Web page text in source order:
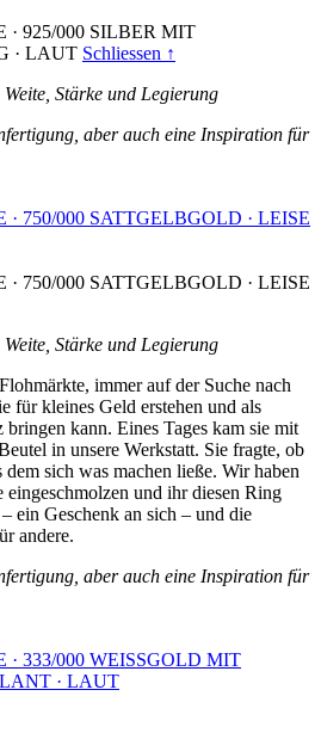
· 925/000 SILBER MIT
· LAUT Schliessen ↑
Stärke und Legierung
aber auch eine Inspiration für
· 750/000 SATTGELBGOLD · LEISE
· 750/000 SATTGELBGOLD · LEISE
Stärke und Legierung
immer auf der Suche nach
für kleines Geld erstehen und als
kann. Eines Tages kam sie mit
in unsere Werkstatt. Sie fragte, ob
dem sich was machen ließe. Wir haben
eingeschmolzen und ihr diesen Ring
ein Geschenk an sich – und die
andere.
aber auch eine Inspiration für
· 333/000 WEISSGOLD MIT
· LAUT